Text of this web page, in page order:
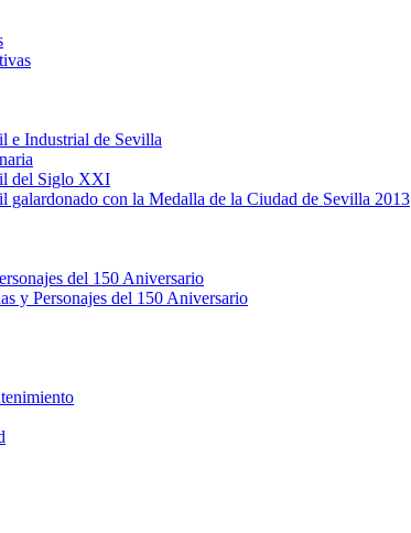
e Industrial de Sevilla
del Siglo XXI
galardonado con la Medalla de la Ciudad de Sevilla 2013
del 150 Aniversario
y Personajes del 150 Aniversario